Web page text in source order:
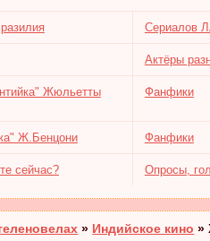
Сериалов
Актёры
Жюльетты
Фанфики
Ж.Бенцони Фанфики
сейчас? Опросы,
» Индийское кино »